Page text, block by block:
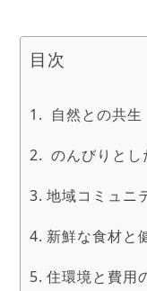
目次
自然との共生
のんびりと
地域コミュニ
新鮮な食材と
住環境と費用